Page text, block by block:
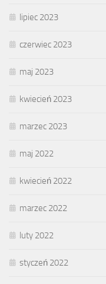
lipiec 2023
czerwiec 2023
maj 2023
kwiecień 2023
marzec 2023
maj 2022
kwiecień 2022
marzec 2022
luty 2022
styczeń 2022